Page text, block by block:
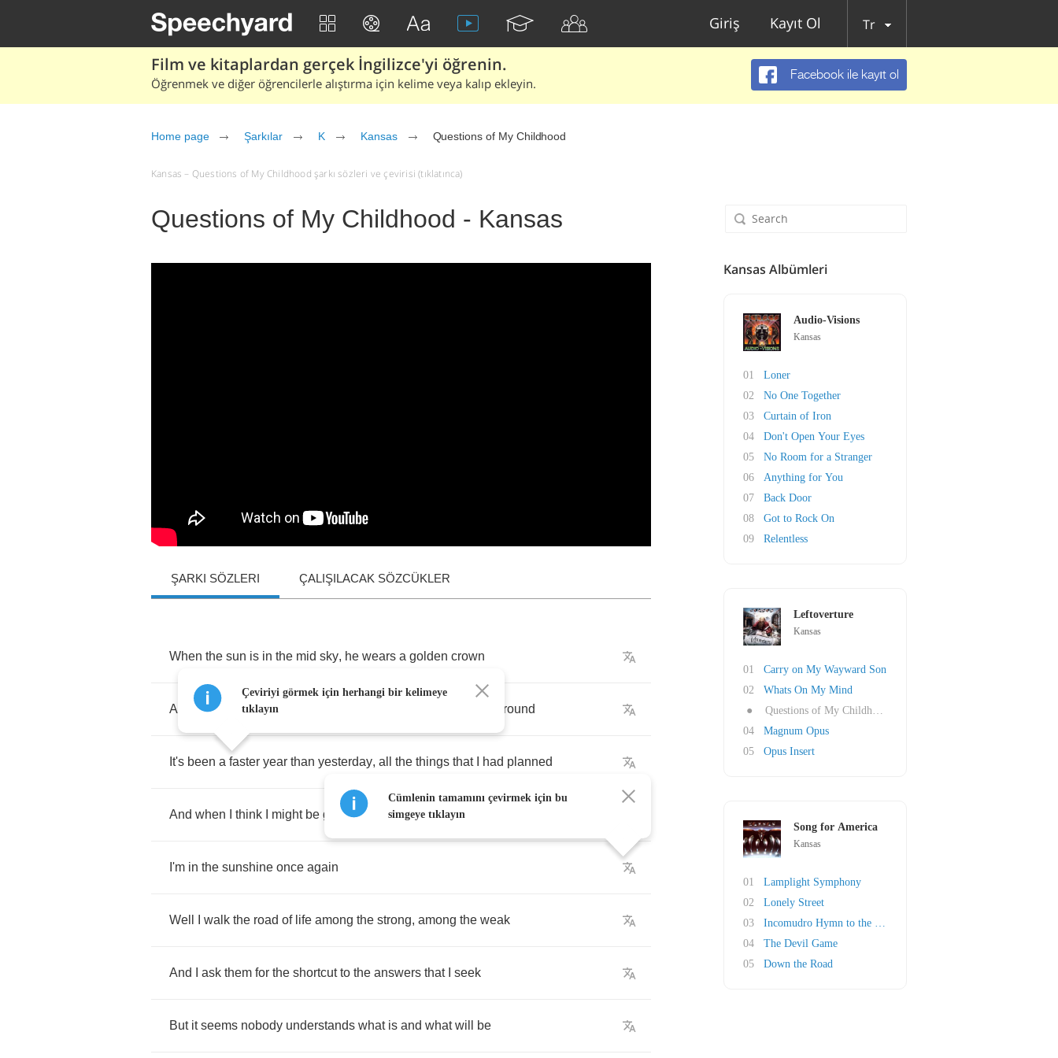
Giriş Kayıt Ol Tr
Film ve kitaplardan gerçek İngilizce'yi öğrenin.
Öğrenmek ve diğer öğrencilerle alıştırma için kelime veya kalıp ekleyin.
Facebook ile kayıt ol
Home page Şarkılar K Kansas Questions of My Childhood
Kansas – Questions of My Childhood şarkı sözleri ve çevirisi (tıklatınca)
Questions of My Childhood - Kansas
ŞARKI SÖZLERI ÇALIŞILACAK SÖZCÜKLER
When the sun is in the mid sky, he wears a golden crown
And he soaks the world round
It's been a faster year than yesterday, all the things that had planned
And when think might be gaining
I'm in the sunshine once again
Well walk the road of life among the strong, among the weak
And ask them for the shortcut to the answers that seek
But it seems nobody understands what is and what will be
Çeviriyi görmek için herhangi bir kelimeye
tıklayın
Cümlenin tamamını çevirmek için bu
simgeye tıklayın
Kansas Albümleri
Audio-Visions
Kansas
01
Loner
02
No One Together
03
Curtain of Iron
04
Don't Open Your Eyes
05
No Room for a Stranger
06
Anything for You
07
Back Door
08
Got to Rock On
09
Relentless
Leftoverture
Kansas
01
Carry on My Wayward Son
02
Whats On My Mind
●
Questions of My Childhood
04
Magnum Opus
05
Opus Insert
Song for America
Kansas
01
Lamplight Symphony
02
Lonely Street
03
Incomudro Hymn to the Atman
04
The Devil Game
05
Down the Road